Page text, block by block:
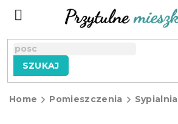
SZUKAJ
Home Pomieszczenia Sypialnia